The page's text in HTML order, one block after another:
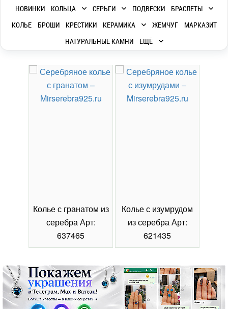
НОВИНКИ КОЛЬЦА СЕРЬГИ ПОДВЕСКИ
БРАСЛЕТЫ
КОЛЬЕ
БРОШИ КРЕСТИКИ КЕРАМИКА ЖЕМЧУГ
МАРКАЗИТ
НАТУРАЛЬНЫЕ КАМНИ
ЕЩЁ
Колье с гранатом из
серебра Арт:
637465
Колье с изумрудом
из серебра Арт:
621435